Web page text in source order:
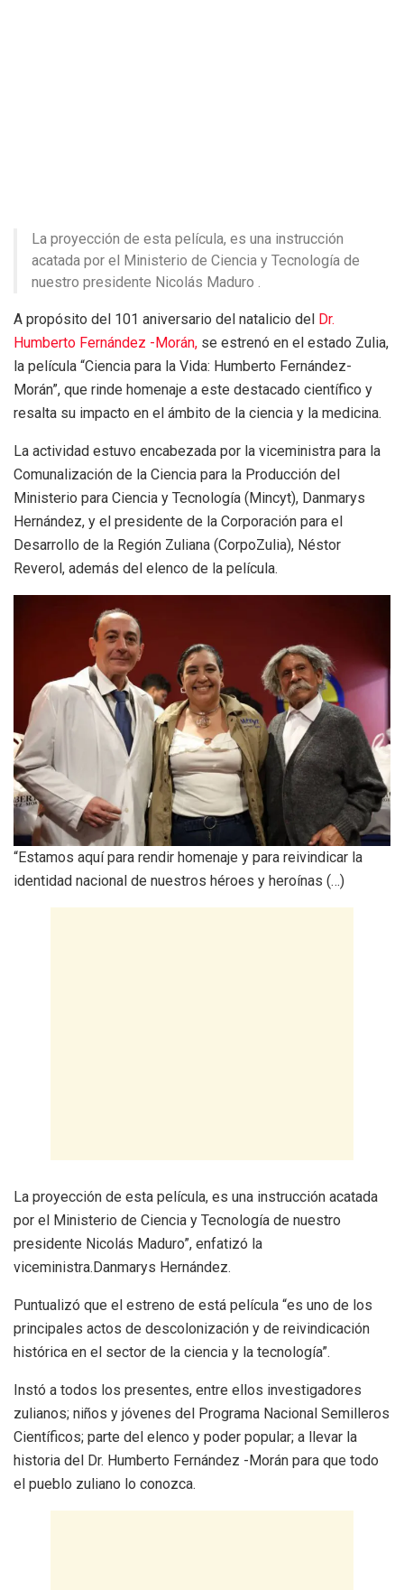
La proyección de esta película, es una instrucción
acatada por el Ministerio de Ciencia y Tecnología de
nuestro presidente Nicolás Maduro .
A propósito del 101 aniversario del natalicio del Dr.
Humberto Fernández -Morán, se estrenó en el estado Zulia,
la película “Ciencia para la Vida: Humberto Fernández-
Morán”, que rinde homenaje a este destacado científico y
resalta su impacto en el ámbito de la ciencia y la medicina.
La actividad estuvo encabezada por la viceministra para la
Comunalización de la Ciencia para la Producción del
Ministerio para Ciencia y Tecnología (Mincyt), Danmarys
Hernández, y el presidente de la Corporación para el
Desarrollo de la Región Zuliana (CorpoZulia), Néstor
Reverol, además del elenco de la película.
“Estamos aquí para rendir homenaje y para reivindicar la
identidad nacional de nuestros héroes y heroínas (…)
La proyección de esta película, es una instrucción acatada
por el Ministerio de Ciencia y Tecnología de nuestro
presidente Nicolás Maduro”, enfatizó la
viceministra.Danmarys Hernández.
Puntualizó que el estreno de está película “es uno de los
principales actos de descolonización y de reivindicación
histórica en el sector de la ciencia y la tecnología”.
Instó a todos los presentes, entre ellos investigadores
zulianos; niños y jóvenes del Programa Nacional Semilleros
Científicos; parte del elenco y poder popular; a llevar la
historia del Dr. Humberto Fernández -Morán para que todo
el pueblo zuliano lo conozca.